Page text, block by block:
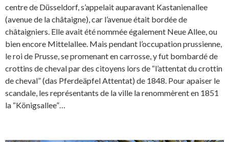
centre de Düsseldorf, s’appelait auparavant Kastanienallee
(avenue de la châtaigne), car l’avenue était bordée de
châtaigniers. Elle avait été nommée également Neue Allee, ou
bien encore Mittelallee. Mais pendant l’occupation prussienne,
le roi de Prusse, se promenant en carrosse, y fut bombardé de
crottins de cheval par des citoyens lors de “l’attentat du crottin
de cheval” (das Pferdeäpfel Attentat) de 1848. Pour apaiser le
scandale, les représentants de la ville la renommèrent en 1851
la “Königsallee”…